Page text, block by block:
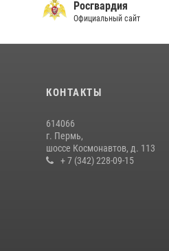
Росгвардия
Официальный сайт
КОНТАКТЫ
614066
г. Пермь,
шоссе Космонавтов, д. 113
+ 7 (342) 228-09-15